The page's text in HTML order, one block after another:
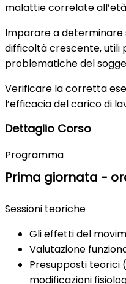
malattie correlate
Imparare a determinare
difficoltà crescente, utili
problematiche del
Verificare la corretta
l’efficacia del carico di
Dettaglio Corso
Programma
Prima giornata -
Sessioni teoriche
Gli effetti del
Valutazione
Presupposti teorici
modificazioni